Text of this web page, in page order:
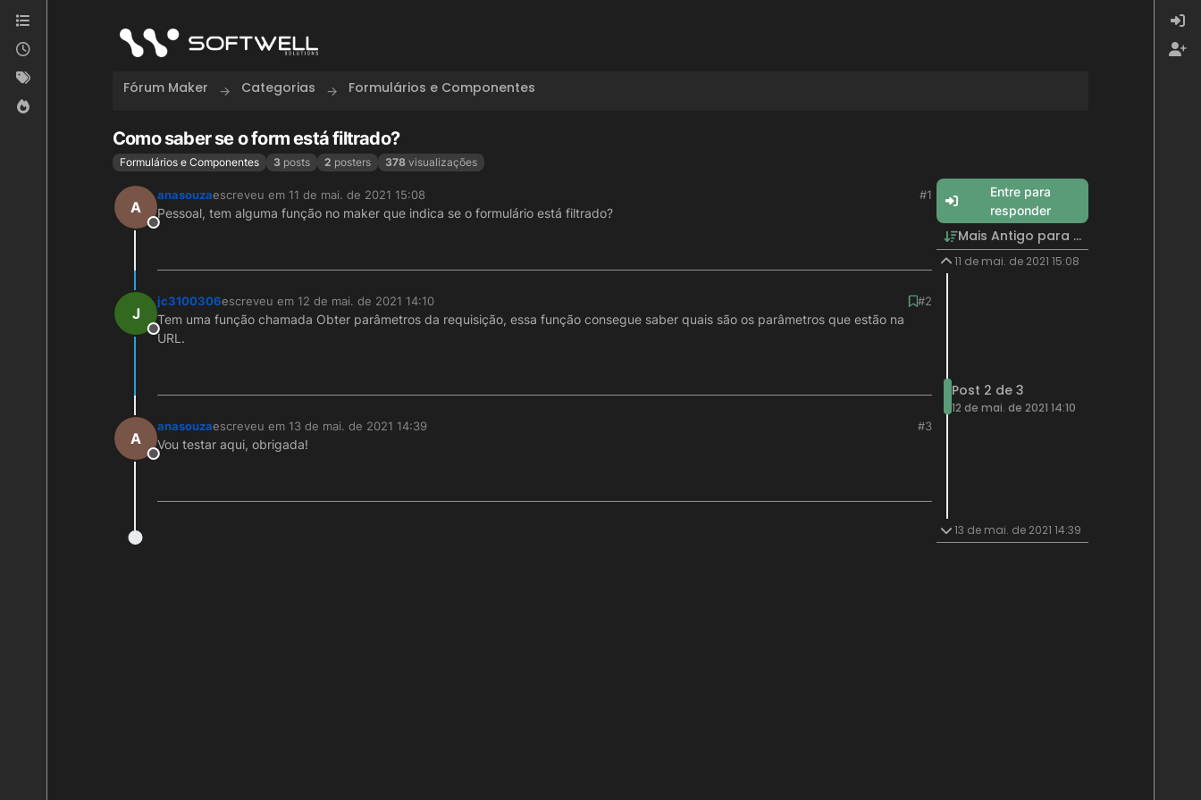
Skip to content
Fórum Maker Categorias Formulários e Componentes
Como saber se o form está filtrado?
Formulários e Componentes 3 posts 2 posters 378 visualizações
A
Offline
anasouzaescreveu em 11 de mai. de 2021 15:08
última edição por
#1
Pessoal, tem alguma função no maker que indica se o formulário está filtrado?
J
Offline
jc3100306escreveu em 12 de mai. de 2021 14:10
última edição por
#2
Tem uma função chamada Obter parâmetros da requisição, essa função consegue saber quais são os parâmetros que estão na
URL.
A
Offline
anasouzaescreveu em 13 de mai. de 2021 14:39
última edição por
#3
Vou testar aqui, obrigada!
Entre para
responder
Mais Antigo para Mais Recente
11 de mai. de 2021 15:08
Post 2 de 3
12 de mai. de 2021 14:10
13 de mai. de 2021 14:39